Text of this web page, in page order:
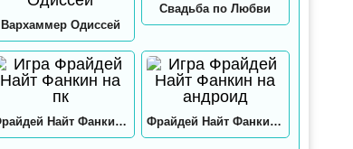
Вархаммер Одиссей
Свадьба по Любви
Фрайдей Найт Фанкин на пк Фрайдей Найт Фанкин на андроид